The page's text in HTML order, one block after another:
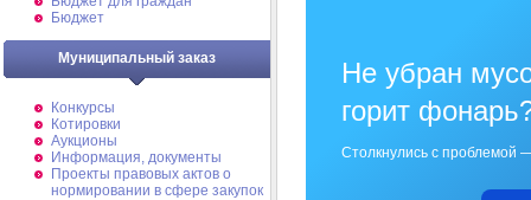
Бюджет
Муниципальный заказ
Конкурсы
Котировки
Аукционы
Информация, документы
Проекты правовых актов о
нормировании в сфере закупок
Не убран
горит
Столкнулись с проблемой